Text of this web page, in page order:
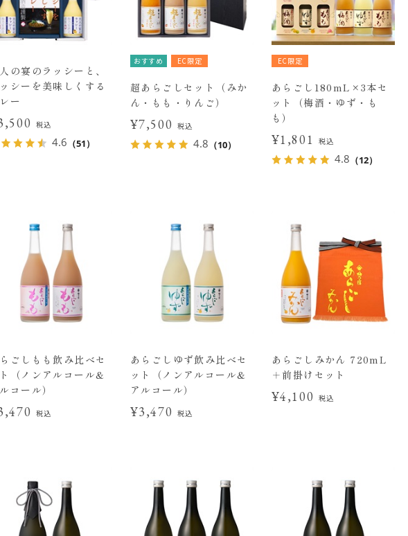
の宴のラッシーと、
シーを美味しくする
ー
税込
4.6 （51）
おすすめ EC限定
超あらごしセット（みか
ん・もも・りんご）
¥7,500 税込
4.8 （10）
EC限定
あらごし180mL×3本セ
ット（梅酒・ゆず・も
も）
¥1,801 税込
4.8 （12）
ごしもも飲み比べセ
（ノンアルコール&
コール）
税込
あらごしゆず飲み比べセ
ット（ノンアルコール&
アルコール）
¥3,470 税込
あらごしみかん 720mL
＋前掛けセット
¥4,100 税込